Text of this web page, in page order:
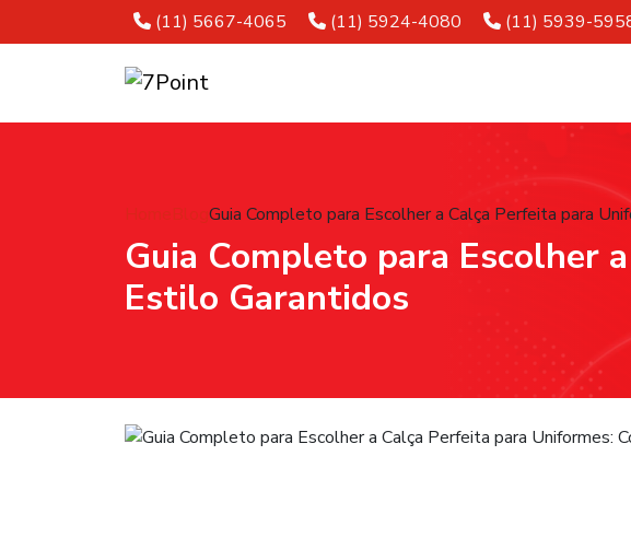
Telefone:
(11) 5667-4065 Telefone:
(11) 5924-4080 Telefone:
(11) 5939-
Guia Completo para Escolher a Calça Perfeita para
Guia Completo para Escolher
Estilo Garantidos